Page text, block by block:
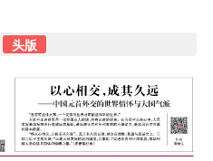
头版